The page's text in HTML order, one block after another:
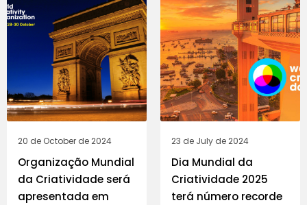
20 de October de 2024
Organização Mundial
da Criatividade será
apresentada em
23 de July de 2024
Dia Mundial da
Criatividade 2025
terá número recorde